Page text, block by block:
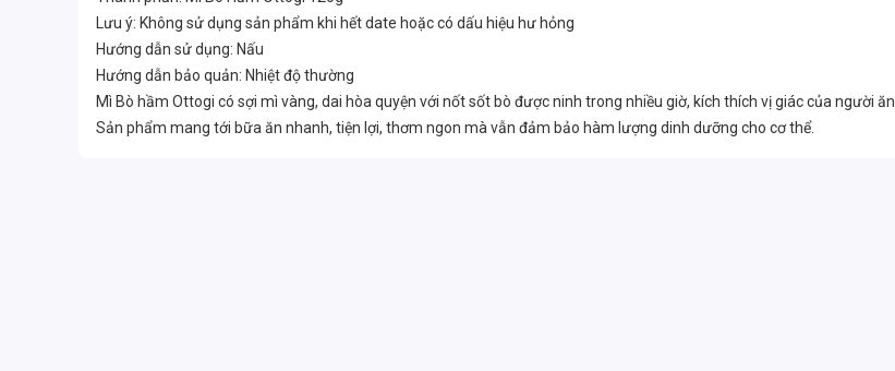
Lưu ý: Không sử dụng sản phẩm khi hết date hoặc có dấu hiệu hư hỏng
Hướng dẫn sử dụng: Nấu
Hướng dẫn bảo quản: Nhiệt độ thường
Mì Bò hầm Ottogi có sợi mì vàng, dai hòa quyện với nốt sốt bò được ninh trong nhiều giờ, kích thích vị giác của người ăn.
Sản phẩm mang tới bữa ăn nhanh, tiện lợi, thơm ngon mà vẫn đảm bảo hàm lượng dinh dưỡng cho cơ thể.